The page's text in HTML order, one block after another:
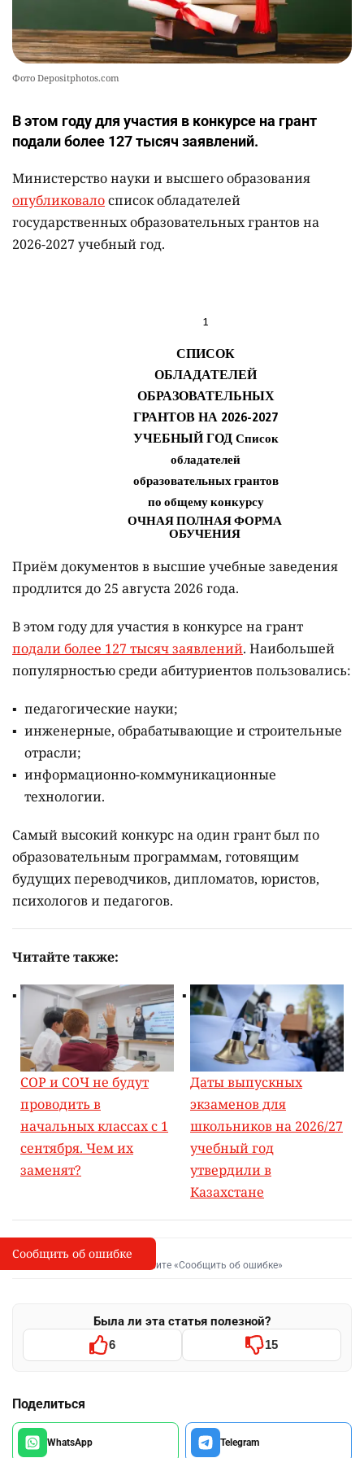
Фото Depositphotos.com
В этом году для участия в конкурсе на грант
подали более 127 тысяч заявлений.
Министерство науки и высшего образования
опубликовалосписок обладателей
государственных образовательных грантов на
2026-2027 учебный год.
Приём документов в высшие учебные заведения
продлится до 25 августа 2026 года.
В этом году для участия в конкурсе на грант
подали более 127 тысяч заявлений. Наибольшей
популярностью среди абитуриентов пользовались:
педагогические науки;
инженерные, обрабатывающие и строительные
отрасли;
информационно-коммуникационные
технологии.
Самый высокий конкурс на один грант был по
образовательным программам, готовящим
будущих переводчиков, дипломатов, юристов,
психологов и педагогов.
Читайте также:
СОР и СОЧ не будут
проводить в
начальных классах с 1
сентября. Чем их
заменят?
Даты выпускных
экзаменов для
школьников на 2026/27
учебный год
утвердили в
Казахстане
I
Сообщить об опечатке
Выделите фрагмент и нажмите «Сообщить об ошибке»
Была ли эта статья полезной?
6 15
Поделиться
WhatsApp Telegram
Сообщить об ошибке